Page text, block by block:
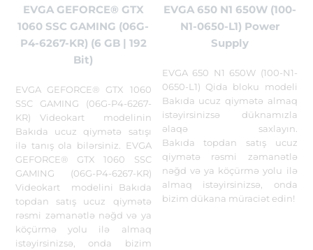
EVGA GEFORCE® GTX
1060 SSC GAMING (06G-
P4-6267-KR) (6 GB | 192
Bit)
EVGA GEFORCE® GTX 1060
SSC GAMING (06G-P4-6267-
KR) Videokart modelinin
Bakıda ucuz qiymətə satışı
ilə tanış ola bilərsiniz. EVGA
GEFORCE® GTX 1060 SSC
GAMING (06G-P4-6267-KR)
Videokart modelini Bakıda
topdan satış ucuz qiymətə
rəsmi zəmanətlə nəğd və ya
köçürmə yolu ilə almaq
istəyirsinizsə, onda bizim
EVGA 650 N1 650W (100-
N1-0650-L1) Power
Supply
EVGA 650 N1 650W (100-N1-
0650-L1) Qida bloku modeli
Bakıda ucuz qiymətə almaq
istəyirsinizsə düknamızla
əlaqə saxlayın.
Bakıda topdan satış ucuz
qiymətə rəsmi zəmanətlə
nəğd və ya köçürmə yolu ilə
almaq istəyirsinizsə, onda
bizim dükana müraciət edin!